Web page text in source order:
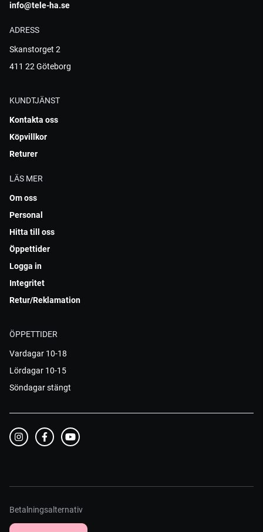
info@tele-ha.se
ADRESS
Skanstorget 2
411 22 Göteborg
KUNDTJÄNST
Kontakta oss
Köpvillkor
Returer
LÄS MER
Om oss
Personal
Hitta till oss
Öppettider
Logga in
Integritet
Retur/Reklamation
ÖPPETTIDER
Vardagar 10-18
Lördagar 10-15
Söndagar stängt
Betalningsalternativ